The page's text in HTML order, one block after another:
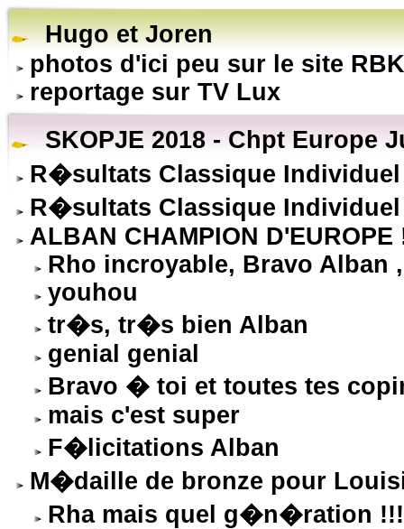
Hugo et Joren
photos d'ici peu sur le site
reportage sur TV Lux
SKOPJE 2018 - Chpt Europe
R�sultats Classique
R�sultats Classique Individuel
ALBAN CHAMPION D'EUROPE
Rho incroyable, Bravo Alban
youhou
tr�s, tr�s bien Alban
genial genial
Bravo � toi et toutes tes
mais c'est super
F�licitations Alban
M�daille de bronze pour
Rha mais quel g�n�ration